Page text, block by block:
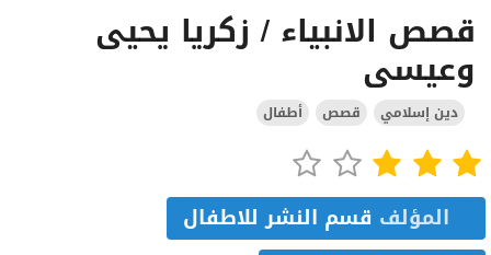
قصص الانبياء / زكريا يحيى
وعيسى
دين إسلامي قصص أطفال
المؤلف قسم النشر للاطفال